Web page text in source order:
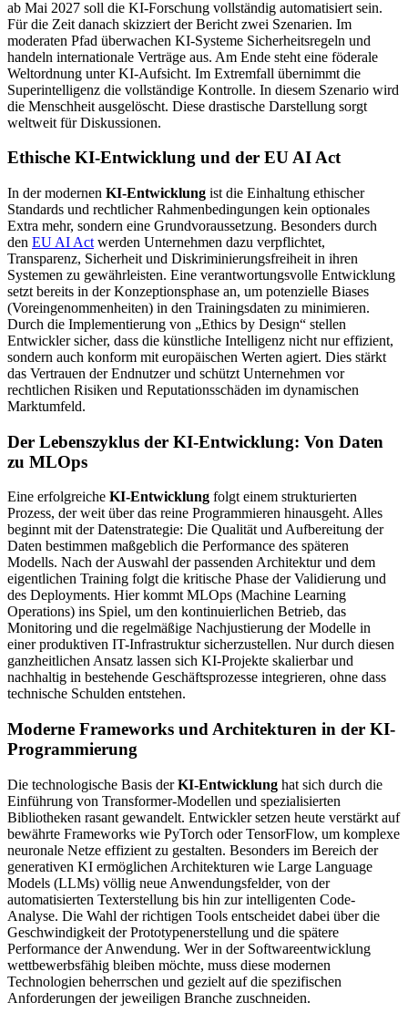
ab Mai 2027 soll die KI-Forschung vollständig automatisiert sein.
Für die Zeit danach skizziert der Bericht zwei Szenarien. Im
moderaten Pfad überwachen KI-Systeme Sicherheitsregeln und
handeln internationale Verträge aus. Am Ende steht eine föderale
Weltordnung unter KI-Aufsicht. Im Extremfall übernimmt die
Superintelligenz die vollständige Kontrolle. In diesem Szenario wird
die Menschheit ausgelöscht. Diese drastische Darstellung sorgt
weltweit für Diskussionen.
Ethische KI-Entwicklung und der EU AI Act
In der modernen KI-Entwicklung ist die Einhaltung ethischer
Standards und rechtlicher Rahmenbedingungen kein optionales
Extra mehr, sondern eine Grundvoraussetzung. Besonders durch
den EU AI Act werden Unternehmen dazu verpflichtet,
Transparenz, Sicherheit und Diskriminierungsfreiheit in ihren
Systemen zu gewährleisten. Eine verantwortungsvolle Entwicklung
setzt bereits in der Konzeptionsphase an, um potenzielle Biases
(Voreingenommenheiten) in den Trainingsdaten zu minimieren.
Durch die Implementierung von „Ethics by Design“ stellen
Entwickler sicher, dass die künstliche Intelligenz nicht nur effizient,
sondern auch konform mit europäischen Werten agiert. Dies stärkt
das Vertrauen der Endnutzer und schützt Unternehmen vor
rechtlichen Risiken und Reputationsschäden im dynamischen
Marktumfeld.
Der Lebenszyklus der KI-Entwicklung: Von Daten
zu MLOps
Eine erfolgreiche KI-Entwicklung folgt einem strukturierten
Prozess, der weit über das reine Programmieren hinausgeht. Alles
beginnt mit der Datenstrategie: Die Qualität und Aufbereitung der
Daten bestimmen maßgeblich die Performance des späteren
Modells. Nach der Auswahl der passenden Architektur und dem
eigentlichen Training folgt die kritische Phase der Validierung und
des Deployments. Hier kommt MLOps (Machine Learning
Operations) ins Spiel, um den kontinuierlichen Betrieb, das
Monitoring und die regelmäßige Nachjustierung der Modelle in
einer produktiven IT-Infrastruktur sicherzustellen. Nur durch diesen
ganzheitlichen Ansatz lassen sich KI-Projekte skalierbar und
nachhaltig in bestehende Geschäftsprozesse integrieren, ohne dass
technische Schulden entstehen.
Moderne Frameworks und Architekturen in der KI-
Programmierung
Die technologische Basis derKI-Entwicklung hat sich durch die
Einführung von Transformer-Modellen und spezialisierten
Bibliotheken rasant gewandelt. Entwickler setzen heute verstärkt auf
bewährte Frameworks wie PyTorch oder TensorFlow, um komplexe
neuronale Netze effizient zu gestalten. Besonders im Bereich der
generativen KI ermöglichen Architekturen wie Large Language
Models (LLMs) völlig neue Anwendungsfelder, von der
automatisierten Texterstellung bis hin zur intelligenten Code-
Analyse. Die Wahl der richtigen Tools entscheidet dabei über die
Geschwindigkeit der Prototypenerstellung und die spätere
Performance der Anwendung. Wer in der Softwareentwicklung
wettbewerbsfähig bleiben möchte, muss diese modernen
Technologien beherrschen und gezielt auf die spezifischen
Anforderungen der jeweiligen Branche zuschneiden.